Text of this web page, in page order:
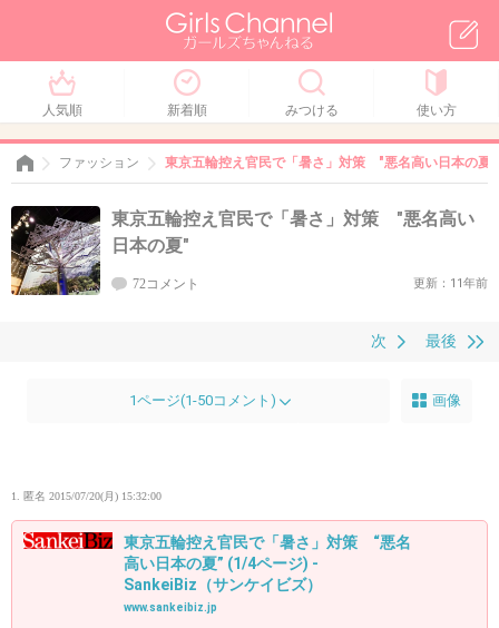
人気順 新着順 みつける 使い方
ファッション 東京五輪控え官民で「暑さ」対策 "悪名高い日本の夏"
東京五輪控え官民で「暑さ」対策 "悪名高い
日本の夏"
72コメント 更新：11年前
最後
次
1ページ(1-50コメント) 画像
1. 匿名 2015/07/20(月) 15:32:00
東京五輪控え官民で「暑さ」対策 “悪名
高い日本の夏” (1/4ページ) -
SankeiBiz（サンケイビズ）
www.sankeibiz.jp